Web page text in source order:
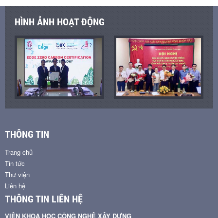
HÌNH ẢNH HOẠT ĐỘNG
THÔNG TIN
Trang chủ
Tin tức
Thư viện
Liên hệ
THÔNG TIN LIÊN HỆ
VIỆN KHOA HỌC CÔNG NGHỆ XÂY DỰNG